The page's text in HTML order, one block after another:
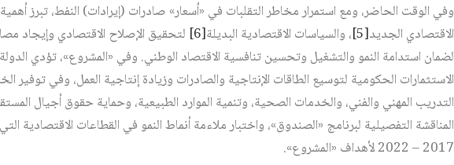
وفي الوقت الحاضر، ومع استمرار مخاطر التقلبات في «أسعار» صادرات (إيرادات) النفط، تبرز
الاقتصادي الجديد‏[5] ، والسياسات الاقتصادية البديلة‏[6]
لتحقيق الإصلاح الاقتصادي وإيجاد
لضمان استدامة النمو والتشغيل وتحسين تنافسية الاقتصاد الوطني. وفي «المشروع»، تؤدي الدولة
الاستثمارات الحكومية لتوسيع الطاقات الإنتاجية والصادرات وزيادة إنتاجية العمل، وفي توفير
التدريب المهني والفني، والخدمات الصحية، وتنمية الموارد الطبيعية، وحماية حقوق أجيال
المناقشة التفصيلية لبرنامج «الصندوق»، واختبار ملاءمة أنماط النمو في القطاعات الاقتصادية
2017 – 2022 لأهداف «المشروع».